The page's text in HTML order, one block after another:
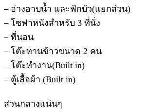
– อ่างอาบน้ำ และฟักบัว(แยกส่วน)
– โซฟาหนังสำหรับ 3 ที่นั่ง
– ที่นอน
– โต๊ะทานข้าวขนาด 2 คน
– โต๊ะทำงาน(Built in)
– ตู้เสื้อผ้า (Built in)
ส่วนกลางแน่นๆ